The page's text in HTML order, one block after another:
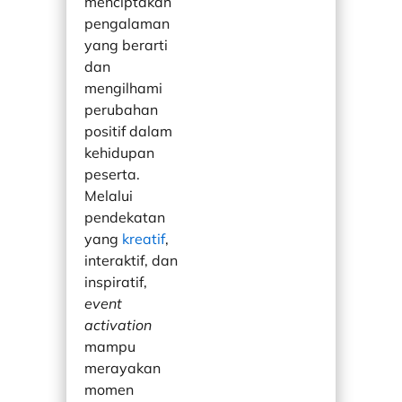
pengalaman
yang berarti
dan
mengilhami
perubahan
positif dalam
kehidupan
peserta.
Melalui
pendekatan
yang kreatif,
interaktif, dan
inspiratif,
event
activation
mampu
merayakan
momen